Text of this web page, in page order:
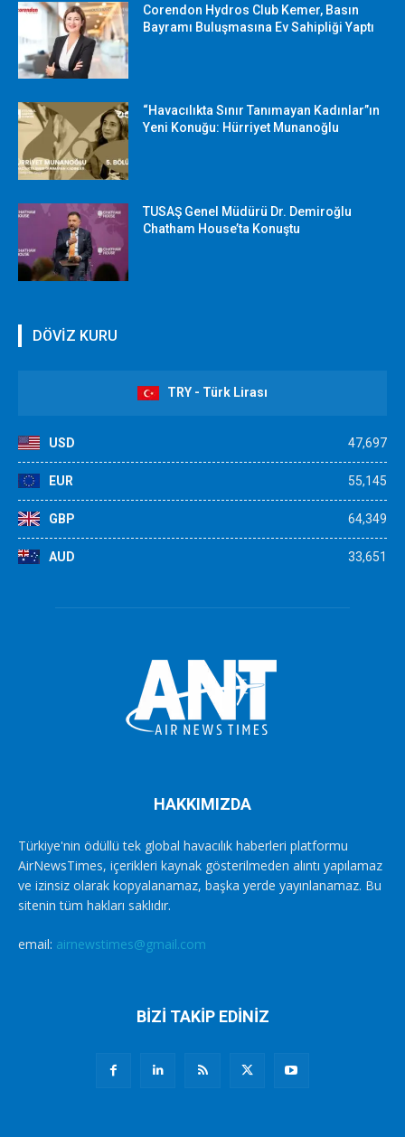
Corendon Hydros Club Kemer, Basın
Bayramı Buluşmasına Ev Sahipliği Yaptı
“Havacılıkta Sınır Tanımayan Kadınlar”ın
Yeni Konuğu: Hürriyet Munanoğlu
TUSAŞ Genel Müdürü Dr. Demiroğlu
Chatham House’ta Konuştu
DÖVİZ KURU
TRY - Türk Lirası
USD 47,697
EUR 55,145
GBP 64,349
AUD 33,651
HAKKIMIZDA
Türkiye'nin ödüllü tek global havacılık haberleri platformu
AirNewsTimes, içerikleri kaynak gösterilmeden alıntı yapılamaz
ve izinsiz olarak kopyalanamaz, başka yerde yayınlanamaz. Bu
sitenin tüm hakları saklıdır.
email: airnewstimes@gmail.com
BİZİ TAKİP EDİNİZ